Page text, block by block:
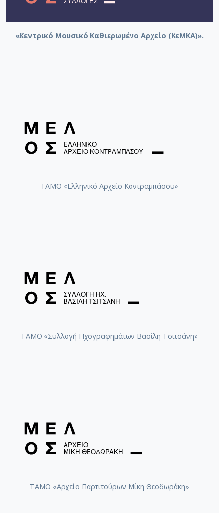
«Κεντρικό Μουσικό Καθιερωμένο Αρχείο (ΚεΜΚΑ)».
ΤΑΜΟ «Ελληνικό Αρχείο Κοντραμπάσου»
ΤΑΜΟ «Συλλογή Ηχογραφημάτων Βασίλη Τσιτσάνη»
ΤΑΜΟ «Αρχείο Παρτιτούρων Μίκη Θεοδωράκη»